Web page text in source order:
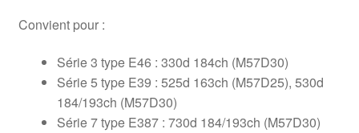
Convient pour :
Série 3 type E46 : 330d 184ch (M57D30)
Série 5 type E39 : 525d 163ch (M57D25), 530d
184/193ch (M57D30)
Série 7 type E387 : 730d 184/193ch (M57D30)